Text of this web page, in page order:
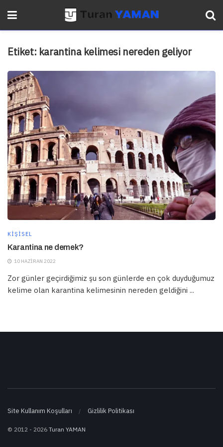
Etiket: karantina kelimesi nereden geliyor
KIŞISEL
Karantina ne demek?
10 HAZIRAN 2022
Zor günler geçirdiğimiz şu son günlerde en çok duyduğumuz
kelime olan karantina kelimesinin nereden geldiğini ...
Site Kullanım Koşulları Gizlilik Politikası
© 2012 - 2026 Turan YAMAN